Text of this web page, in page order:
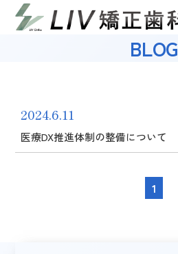
BLOG
2024.6.11
医療DX推進体制の整備について
1